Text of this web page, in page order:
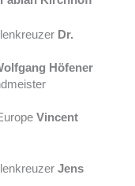
Dr.
Höfener
Vincent
Jens